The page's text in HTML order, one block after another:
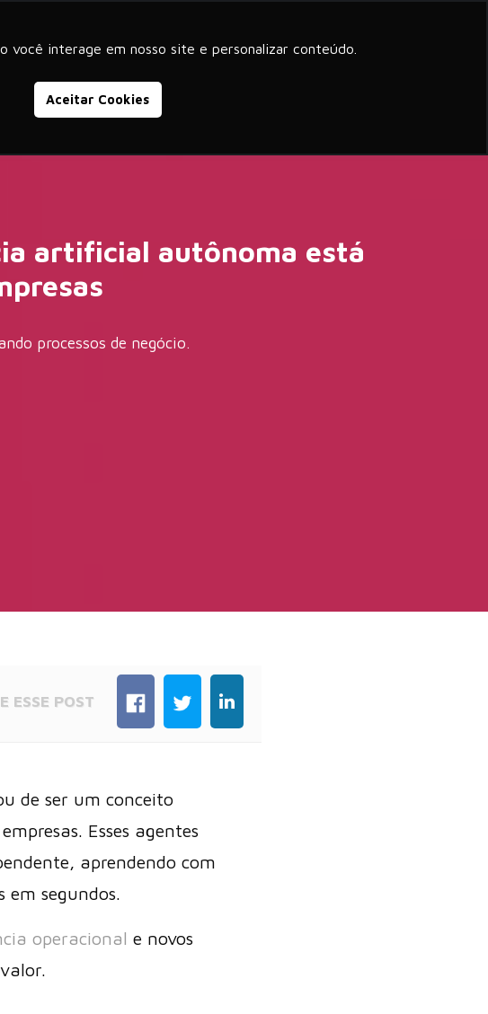
você interage em nosso site e personalizar conteúdo.
Aceitar Cookies
Blog Cases de Sucesso
artificial autônoma está
processos de negócio.
ESSE POST
de ser um conceito
Esses agentes
aprendendo com
segundos.
operacional e novos